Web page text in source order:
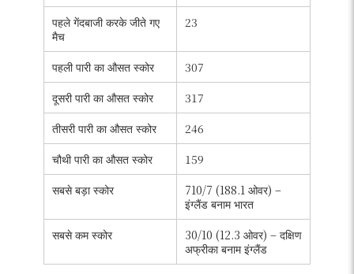
पहले गेंदबाजी करके जीते गए
मैच
23
पहली पारी का औसत स्कोर
307
दूसरी पारी का औसत स्कोर
317
तीसरी पारी का औसत स्कोर
246
चौथी पारी का औसत स्कोर
159
सबसे बड़ा स्कोर
710/7 (188.1 ओवर) –
इंग्लैंड बनाम भारत
सबसे कम स्कोर
30/10 (12.3 ओवर) – दक्षिण
अफ्रीका बनाम इंग्लैंड